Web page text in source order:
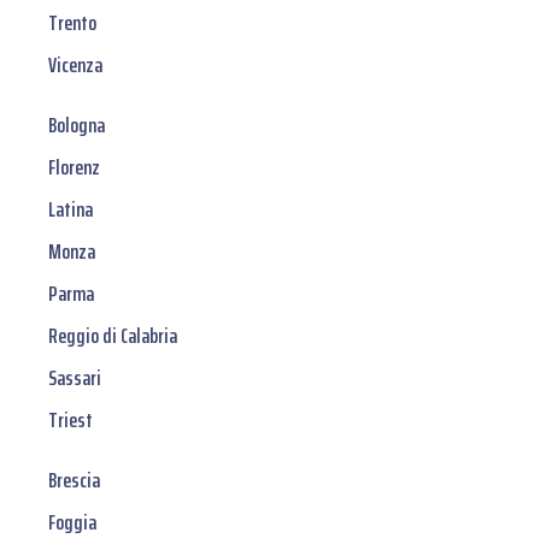
Trento
Vicenza
Bologna
Florenz
Latina
Monza
Parma
Reggio di Calabria
Sassari
Triest
Brescia
Foggia